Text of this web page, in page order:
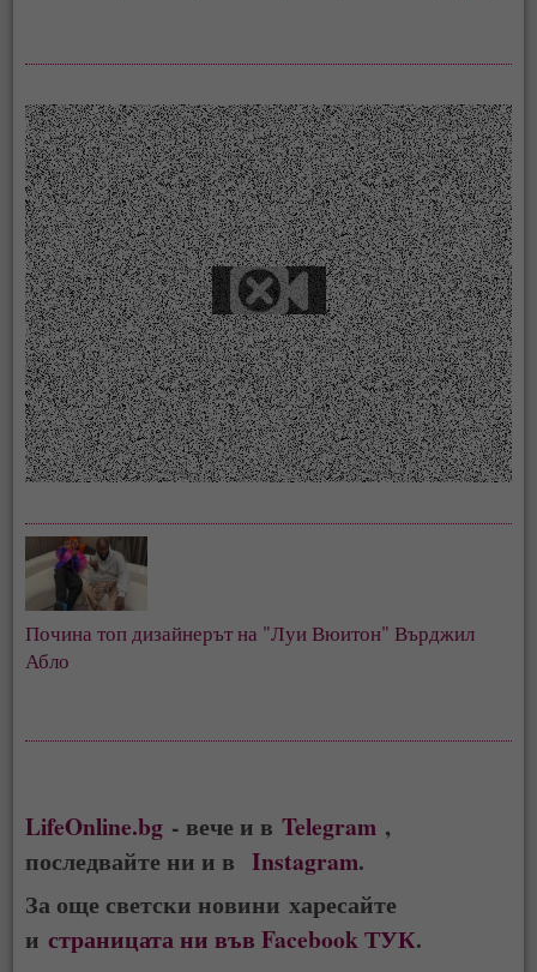
Почина топ дизайнерът на "Луи Вюитон" Върджил
Абло
LifeOnline.bg - вече и вTelegram ,
последвайте ни и вInstagram.
За още светски новини харесайте
истраницата ни във Facebook ТУК.